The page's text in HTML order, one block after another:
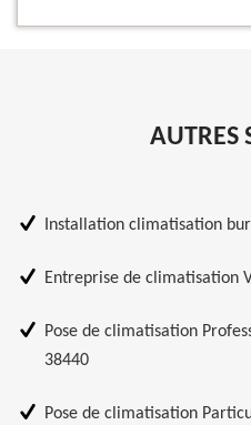
AUTRES
Installation climatisation
Entreprise de climatisation
Pose de climatisation
38440
Pose de climatisation